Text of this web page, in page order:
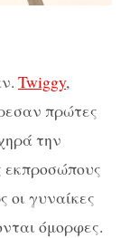
Twiggy,
πρώτες
την
εκπροσώπους
γυναίκες
όμορφες.